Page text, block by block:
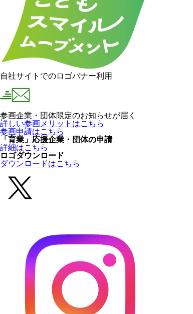
自社サイトでのロゴバナー利用
参画企業・団体限定のお知らせが届く
詳しい参画メリットはこちら
参画申請はこちら
「育業」応援企業・団体の申請
詳細はこちら
ロゴダウンロード
ダウンロードはこちら